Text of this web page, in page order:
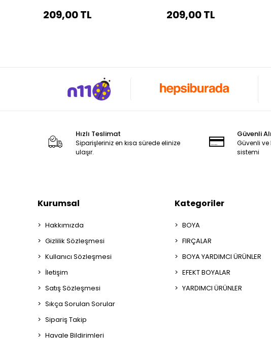
209,00 TL 209,00 TL
Hızlı Teslimat
Siparişleriniz en kısa sürede elinize
ulaşır.
Güvenli
Güvenli
sistemi
Kurumsal
Hakkımızda
Gizlilik Sözleşmesi
Kullanıcı Sözleşmesi
İletişim
Satış Sözleşmesi
Sıkça Sorulan Sorular
Sipariş Takip
Havale Bildirimleri
Kategoriler
BOYA
FIRÇALAR
BOYA YARDIMCI ÜRÜNLER
EFEKT BOYALAR
YARDIMCI ÜRÜNLER